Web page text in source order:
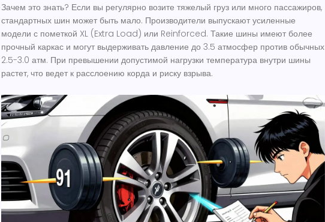
Зачем это знать? Если вы регулярно возите тяжелый груз или много пассажиров,
стандартных шин может быть мало. Производители выпускают усиленные
модели с пометкой XL (Extra Load) или Reinforced. Такие шины имеют более
прочный каркас и могут выдерживать давление до 3.5 атмосфер против обычных
2.5-3.0 атм. При превышении допустимой нагрузки температура внутри шины
растет, что ведет к расслоению корда и риску взрыва.